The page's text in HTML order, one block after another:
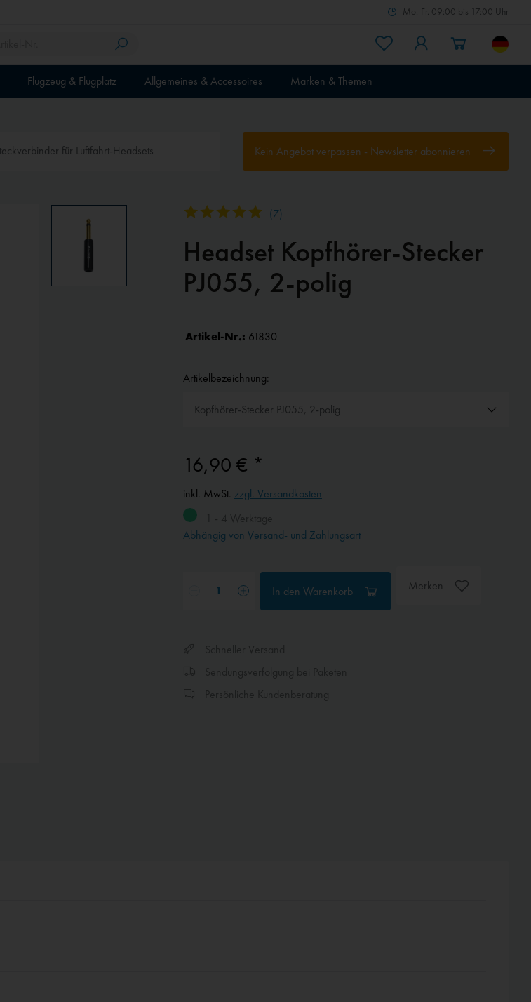
Mo.-Fr. 09:00 bis 17:00 Uhr
Flugzeug & Flugplatz Allgemeines & Accessoires Marken & Themen
für Luftfahrt-Headsets Kein Angebot verpassen - Newsletter abonnieren
(7)
Headset Kopfhörer-Stecker
PJ055, 2-polig
Artikel-Nr.: 61830
Artikelbezeichnung:
16,90 € *
inkl. MwSt. zzgl. Versandkosten
Abhängig von Versand- und Zahlungsart
In den Warenkorb Merken